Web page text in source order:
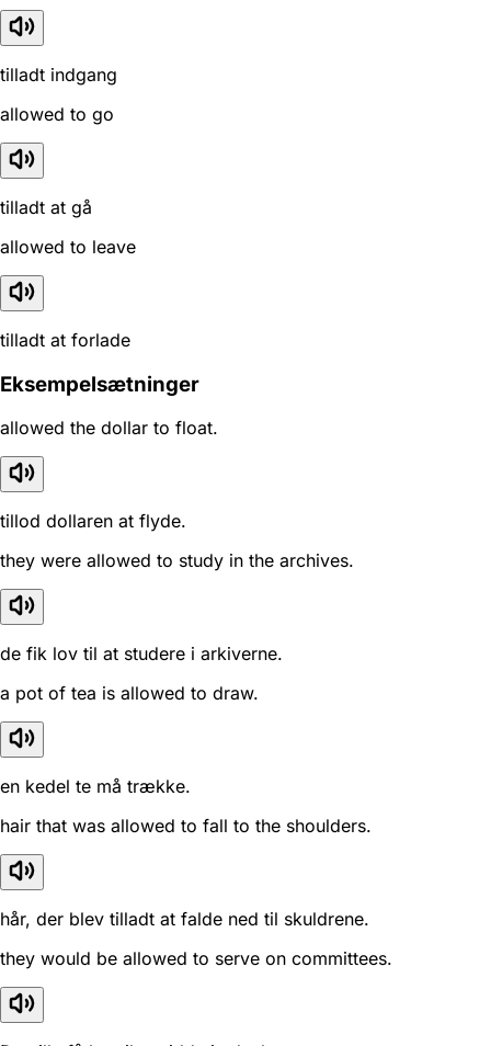
tilladt indgang
allowed to go
tilladt at gå
allowed to leave
tilladt at forlade
Eksempelsætninger
allowed the dollar to float.
tillod dollaren at flyde.
they were allowed to study in the archives.
de fik lov til at studere i arkiverne.
a pot of tea is allowed to draw.
en kedel te må trække.
hair that was allowed to fall to the shoulders.
hår, der blev tilladt at falde ned til skuldrene.
they would be allowed to serve on committees.